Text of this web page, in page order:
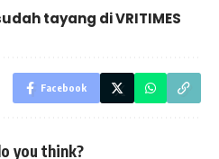
tayang diVRITIMES
Facebook
you think?